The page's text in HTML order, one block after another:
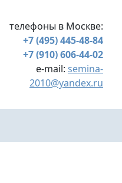
телефоны в Москве:
+7 (495) 445-48-84
+7 (910) 606-44-02
e-mail: semina-
2010@yandex.ru